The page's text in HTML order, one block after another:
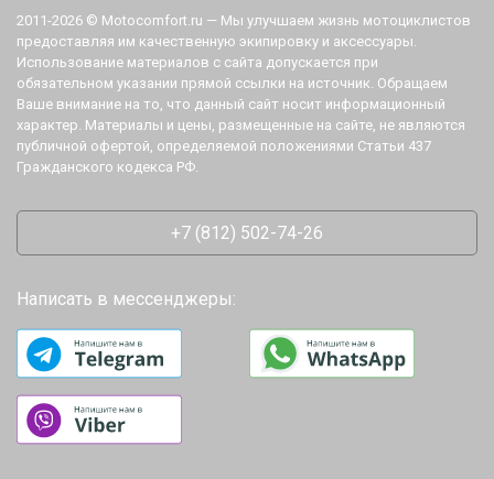
2011-2026 © Motocomfort.ru — Мы улучшаем жизнь мотоциклистов
предоставляя им качественную экипировку и аксессуары.
Использование материалов с сайта допускается при
обязательном указании прямой ссылки на источник. Обращаем
Ваше внимание на то, что данный сайт носит информационный
характер. Материалы и цены, размещенные на сайте, не являются
публичной офертой, определяемой положениями Статьи 437
Гражданского кодекса РФ.
+7 (812) 502-74-26
Написать в мессенджеры: